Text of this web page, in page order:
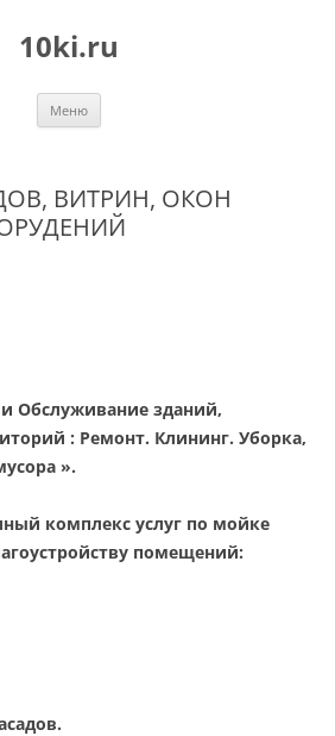
10ki.ru
Меню
ВИТРИН, ОКОН
и Обслуживание зданий,
: Ремонт. Клининг. Уборка,
».
комплекс услуг по мойке
помещений: